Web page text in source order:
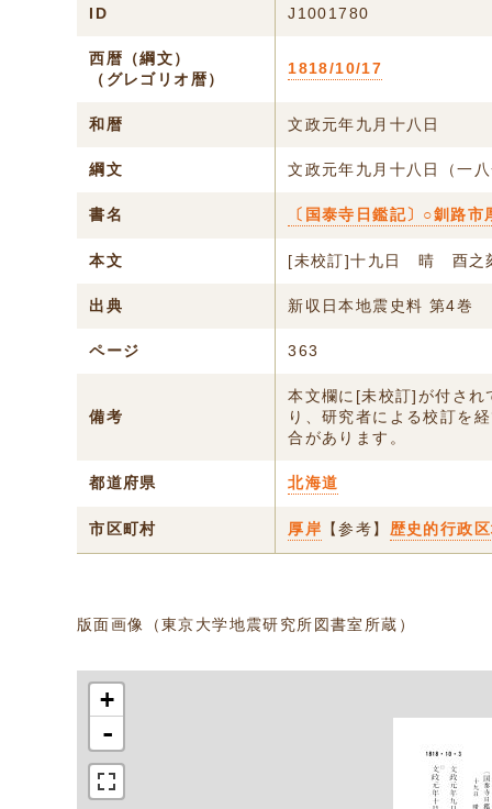
ID J1001780
西暦（綱文）
（グレゴリオ暦）
1818/10/17
和暦 文政元年九月十八日
綱文 文政元年九月十八日（一
書名 〔国泰寺日鑑記〕○釧路市
本文 [未校訂]十九日 晴 酉之
出典 新収日本地震史料 第4巻
ページ 363
備考
本文欄に[未校訂]が付され
り、研究者による校訂を
合があります。
都道府県 北海道
市区町村 厚岸 【参考】 歴史的行政
版面画像（東京大学地震研究所図書室所蔵）
+
-